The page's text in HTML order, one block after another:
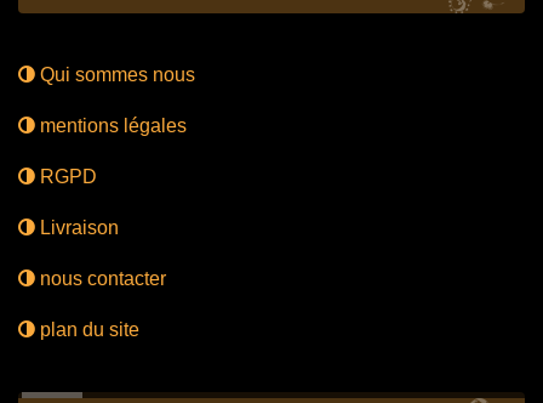
Qui sommes nous
mentions légales
RGPD
Livraison
nous contacter
plan du site